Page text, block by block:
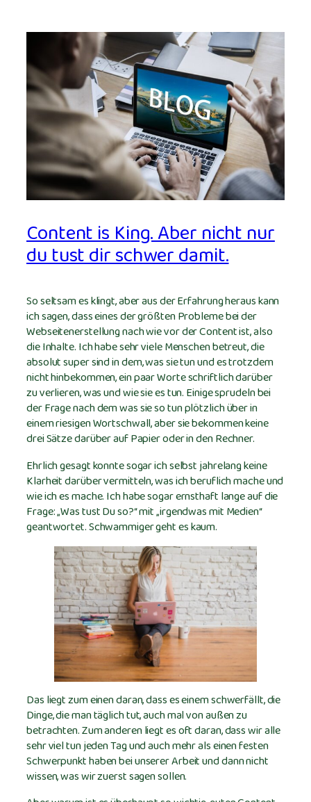
Content is King. Aber nicht nur
du tust dir schwer damit.
So seltsam es klingt, aber aus der Erfahrung heraus kann
ich sagen, dass eines der größten Probleme bei der
Webseitenerstellung nach wie vor der Content ist, also
die Inhalte. Ich habe sehr viele Menschen betreut, die
absolut super sind in dem, was sie tun und es trotzdem
nicht hinbekommen, ein paar Worte schriftlich darüber
zu verlieren, was und wie sie es tun. Einige sprudeln bei
der Frage nach dem was sie so tun plötzlich über in
einem riesigen Wortschwall, aber sie bekommen keine
drei Sätze darüber auf Papier oder in den Rechner.
Ehrlich gesagt konnte sogar ich selbst jahrelang keine
Klarheit darüber vermitteln, was ich beruflich mache und
wie ich es mache. Ich habe sogar ernsthaft lange auf die
Frage: „Was tust Du so?“ mit „irgendwas mit Medien“
geantwortet. Schwammiger geht es kaum.
Das liegt zum einen daran, dass es einem schwerfällt, die
Dinge, die man täglich tut, auch mal von außen zu
betrachten. Zum anderen liegt es oft daran, dass wir alle
sehr viel tun jeden Tag und auch mehr als einen festen
Schwerpunkt haben bei unserer Arbeit und dann nicht
wissen, was wir zuerst sagen sollen.